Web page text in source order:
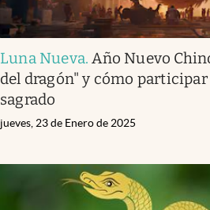
Luna Nueva.Año Nuevo
del dragón" y cómo
sagrado
jueves, 23 de Enero de 2025